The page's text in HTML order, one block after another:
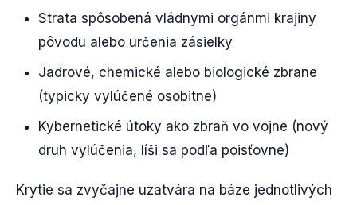
Strata spôsobená vládnymi orgánmi krajiny
pôvodu alebo určenia zásielky
Jadrové, chemické alebo biologické zbrane
(typicky vylúčené osobitne)
Kybernetické útoky ako zbraň vo vojne (nový
druh vylúčenia, líši sa podľa poisťovne)
Krytie sa zvyčajne uzatvára na báze jednotlivých